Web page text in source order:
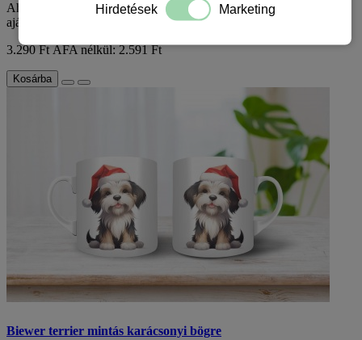
Ahogy a karácsony közeledik, az emberek keresik azokat az
ajándékokat, amelyek nem csak szépek, de e..
3.290 FtÁFA nélkül: 2.591 Ft
Kosárba
Biewer terrier mintás karácsonyi bögre
Hirdetések Marketing